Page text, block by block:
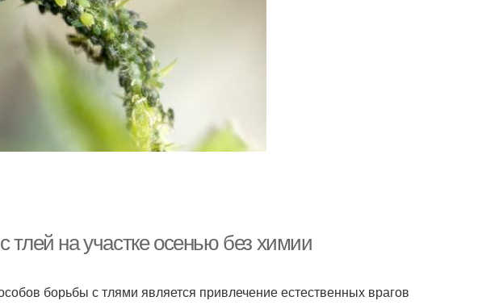
на участке осенью без химии
борьбы с тлями является привлечение естественных врагов